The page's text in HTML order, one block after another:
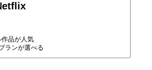
品が人気
ランが選べる